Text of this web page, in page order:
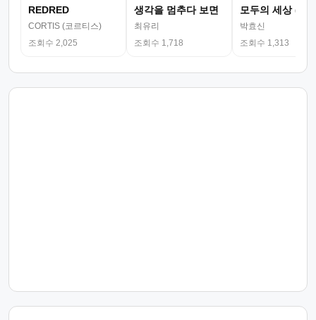
REDRED
CORTIS (코르티스)
조회수 2,025
생각을 멈추다 보면
최유리
조회수 1,718
모두의 세상 (뮤
박효신
조회수 1,313